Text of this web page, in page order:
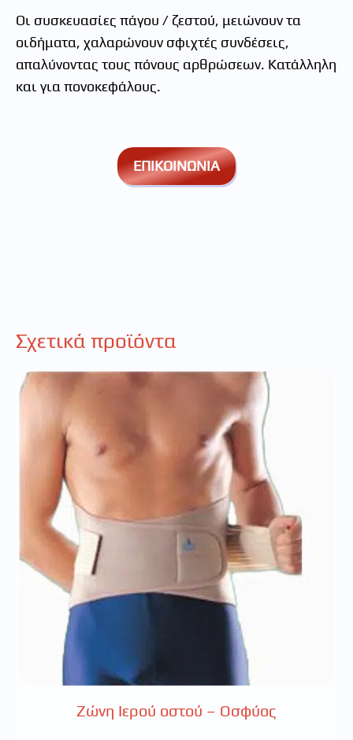
Οι συσκευασίες πάγου / ζεστού, μειώνουν τα
οιδήματα, χαλαρώνουν σφιχτές συνδέσεις,
απαλύνοντας τους πόνους αρθρώσεων. Κατάλληλη
και για πονοκεφάλους.
ΕΠΙΚΟΙΝΩΝΙΑ
Σχετικά προϊόντα
Ζώνη Ιερού οστού – Οσφύος